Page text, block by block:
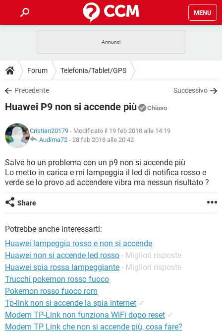
MENU
INTRATTENIMENTO ANDROID
iOS
INSTAGRAM WHATSAPP
TIKTOK
HARDWARE
GUIDE
COVID-19 GAMING
INSTAGRAM WHATSAPP
TIKTOK
HARDWARE
DOWNLOAD
COVID-19 GAMING
INTRATTENIMENTO
iOS WINDOWS 10
INSTAGRAM WHATSAPP
TIKTOK FACEBOOK
COVID-19 GAMING
INTRATTENIMENTO
iOS WINDOWS 10
INSTAGRAM WHATSAPP
TIKTOK
GLOSSARIO
COVID-19 GAMING
INTRATTENIMENTO ANDROID
INSTAGRAM
TIKTOK
HARDWARE
Forum Telefonia/Tablet/GPS
Precedente Successivo
Huawei P9 non si accende più Chiuso
Cristian20179 - Modificato il 19 feb 2018 alle 14:19
Audima72 - 28 feb 2018 alle 20:42
Salve ho un problema con un p9 non si accende più
Lo metto in carica e mi lampeggia il led di notifica rosso e
verde se lo provo ad accendere vibra ma nessun risultato ?
Share
Potrebbe anche interessarti:
Huawei lampeggia rosso e non si accende
Huawei non si accende led rosso - Migliori risposte
Huawei spia rossa lampeggiante - Migliori risposte
Trucchi pokemon rosso fuoco
Pokemon rosso fuoco rom
Tp-link non si accende la spia internet ✓
Modem TP-Link non funziona WiFi dopo reset ✓
Modem TP Link che non si accende più, cosa fare?